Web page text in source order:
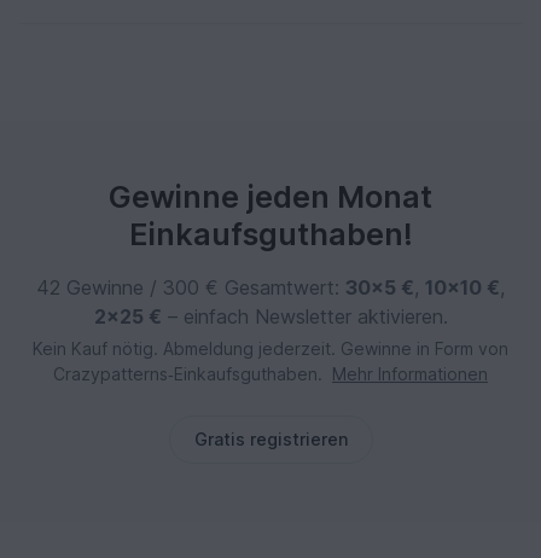
Gewinne jeden Monat
Einkaufsguthaben!
42 Gewinne / 300 € Gesamtwert: 30×5 €, 10×10 €,
2×25 € – einfach Newsletter aktivieren.
Kein Kauf nötig. Abmeldung jederzeit. Gewinne in Form von
Crazypatterns‑Einkaufsguthaben.
Mehr Informationen
Gratis registrieren